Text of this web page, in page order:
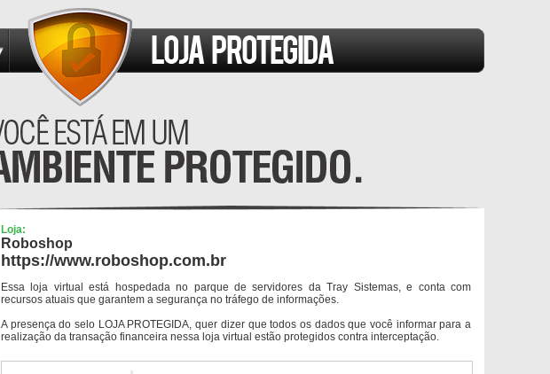
Loja:
Roboshop
https://www.roboshop.com.br
Essa loja virtual está hospedada no parque de servidores da Tray Sistemas, e conta com
recursos atuais que garantem a segurança no tráfego de informações.
A presença do selo LOJA PROTEGIDA, quer dizer que todos os dados que você informar para a
realização da transação financeira nessa loja virtual estão protegidos contra interceptação.